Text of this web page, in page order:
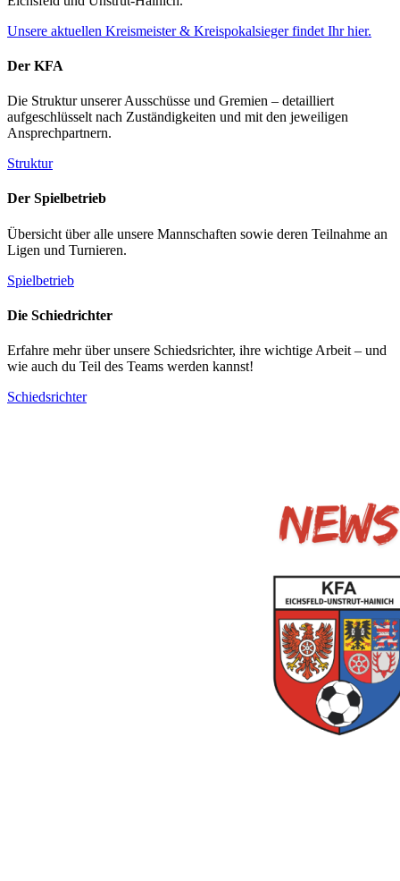
Unsere aktuellen Kreismeister & Kreispokalsieger findet Ihr hier.
Der KFA
Die Struktur unserer Ausschüsse und Gremien – detailliert
aufgeschlüsselt nach Zuständigkeiten und mit den jeweiligen
Ansprechpartnern.
Struktur
Der Spielbetrieb
Übersicht über alle unsere Mannschaften sowie deren Teilnahme an
Ligen und Turnieren.
Spielbetrieb
Die Schiedrichter
Erfahre mehr über unsere Schiedsrichter, ihre wichtige Arbeit – und
wie auch du Teil des Teams werden kannst!
Schiedsrichter